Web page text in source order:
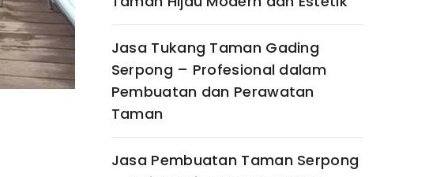
Jasa Tukang Taman Gading
Serpong – Profesional dalam
Pembuatan dan Perawatan
Taman
Jasa Pembuatan Taman Serpong